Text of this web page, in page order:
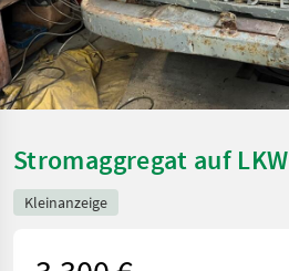
Stromaggregat auf LKW
Kleinanzeige